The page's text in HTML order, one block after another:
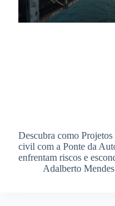
Descubra como Projetos
civil com a Ponte da
enfrentam riscos e
Adalberto Mendes